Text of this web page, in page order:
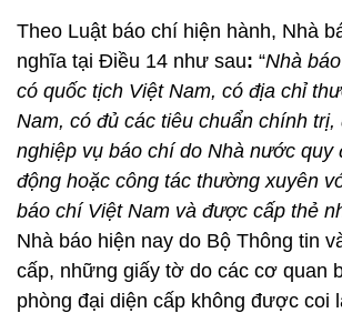
Theo Luật báo chí hiện hành, Nhà
nghĩa tại Điều 14 như sau: “Nhà
có quốc tịch Việt Nam, có địa chỉ
Nam, có đủ các tiêu chuẩn chính trị,
nghiệp vụ báo chí do Nhà nước quy
động hoặc công tác thường xuyên
báo chí Việt Nam và được cấp thẻ
Nhà báo hiện nay do Bộ Thông tin
cấp, những giấy tờ do các cơ quan
phòng đại diện cấp không được coi